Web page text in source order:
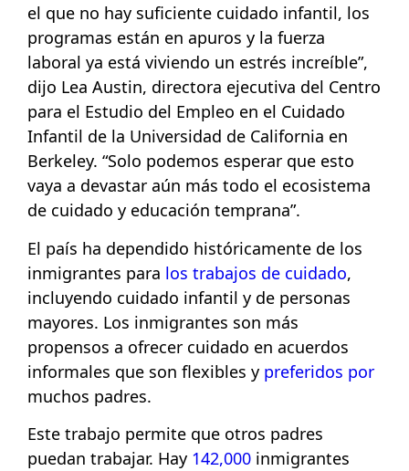
el que no hay suficiente cuidado infantil, los
programas están en apuros y la fuerza
laboral ya está viviendo un estrés increíble”,
dijo Lea Austin, directora ejecutiva del Centro
para el Estudio del Empleo en el Cuidado
Infantil de la Universidad de California en
Berkeley. “Solo podemos esperar que esto
vaya a devastar aún más todo el ecosistema
de cuidado y educación temprana”.
El país ha dependido históricamente de los
inmigrantes para los trabajos de cuidado,
incluyendo cuidado infantil y de personas
mayores. Los inmigrantes son más
propensos a ofrecer cuidado en acuerdos
informales que son flexibles y preferidos por
muchos padres.
Este trabajo permite que otros padres
puedan trabajar. Hay 142,000 inmigrantes